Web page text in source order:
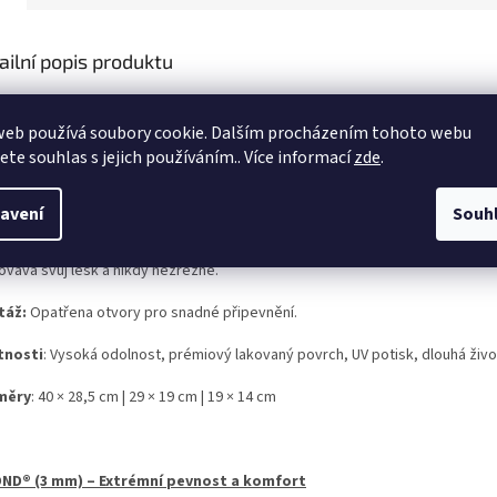
používá soubory cookie. Dalším procházením tohoto webu
souhlas s jejich používáním.. Více informacízde.
popis produktu
(mimo hliníkového plechu) spojuje špičkový UV potisk, který
PLECH – Klasická, maximálně pevná cedule v prémiovém TOP
svůj lesk a nikdy nezrezne.
Opatřena otvory pro snadné připevnění.
: Vysoká odolnost, prémiový lakovaný povrch, UV potisk, dlouhá
: 40 × 28,5 cm | 29 × 19 cm | 19 × 14 cm
(3 mm) – Extrémní pevnost a komfort